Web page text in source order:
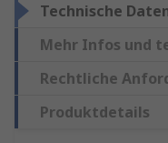
Technische
Mehr Infos und
Rechtliche
Produktdetails